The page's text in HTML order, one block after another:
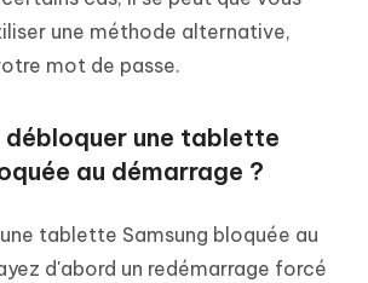
une méthode alternative,
mot de passe.
une tablette
au démarrage ?
tablette Samsung bloquée au
d'abord un redémarrage forcé